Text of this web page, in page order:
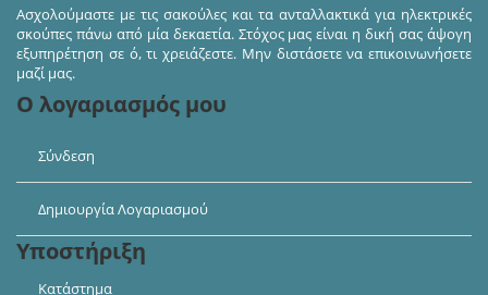
Ασχολούμαστε με τις σακούλες και τα ανταλλακτικά για ηλεκτρικές
σκούπες πάνω από μία δεκαετία. Στόχος μας είναι η δική σας άψογη
εξυπηρέτηση σε ό, τι χρειάζεστε. Μην διστάσετε να επικοινωνήσετε
μαζί μας.
Ο λογαριασμός μου
Σύνδεση
Δημιουργία Λογαριασμού
Υποστήριξη
Κατάστημα